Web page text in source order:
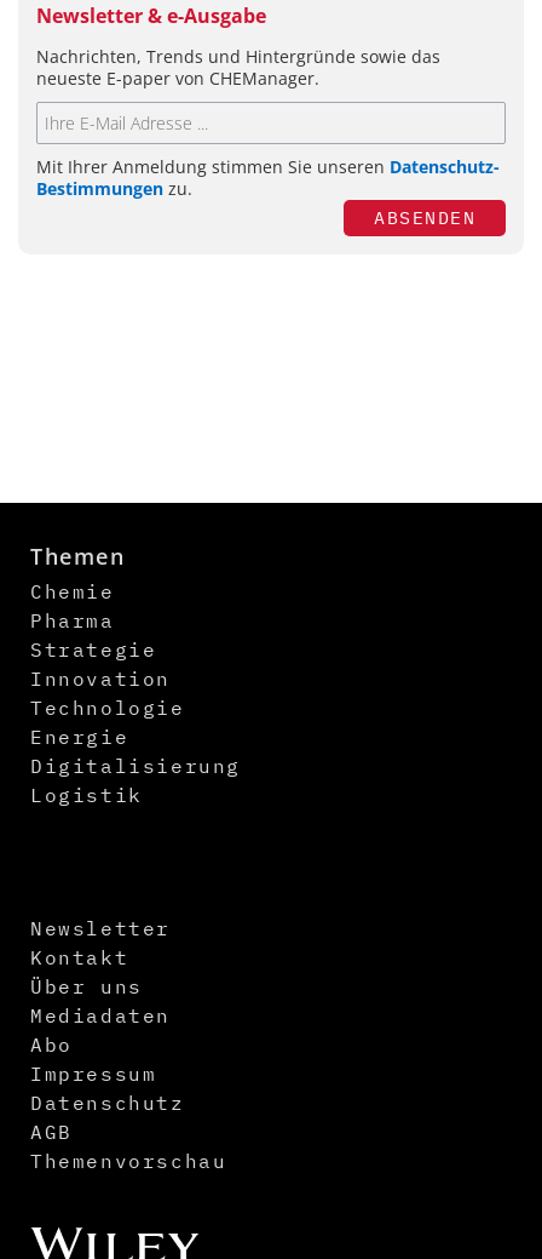
Newsletter & e-Ausgabe
Nachrichten, Trends und Hintergründe sowie das
neueste E-paper von CHEManager.
Mit Ihrer Anmeldung stimmen Sie unseren Datenschutz-
Bestimmungen zu.
ABSENDEN
Themen
Chemie
Pharma
Strategie
Innovation
Technologie
Energie
Digitalisierung
Logistik
Newsletter
Kontakt
Über uns
Mediadaten
Abo
Impressum
Datenschutz
AGB
Themenvorschau